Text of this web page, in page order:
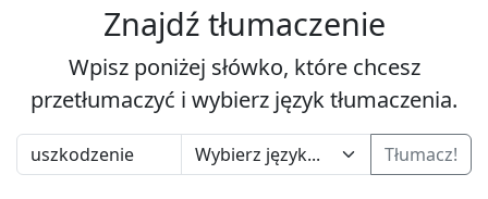
Znajdź tłumaczenie
Wpisz poniżej słówko, które chcesz
przetłumaczyć i wybierz język tłumaczenia.
Tłumacz!